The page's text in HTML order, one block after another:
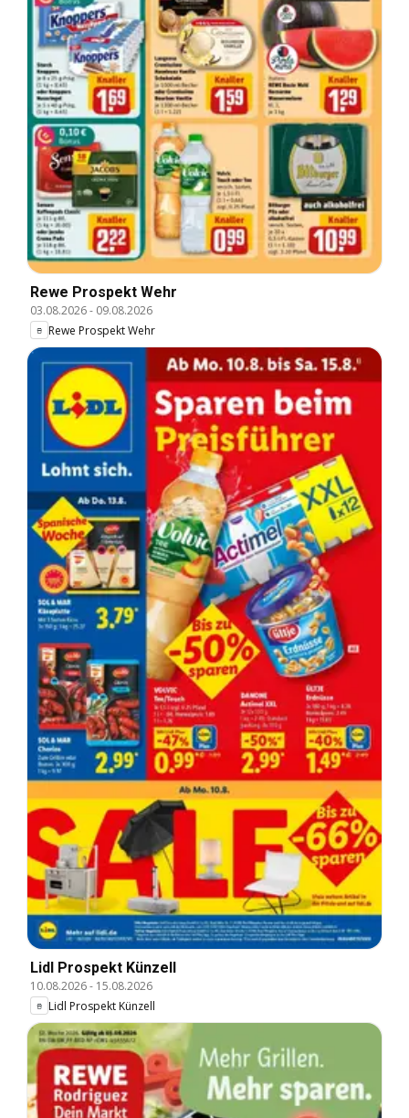
Rewe Prospekt Wehr
03.08.2026- 09.08.2026
Rewe Prospekt Wehr
Lidl Prospekt Künzell
10.08.2026- 15.08.2026
Lidl Prospekt Künzell